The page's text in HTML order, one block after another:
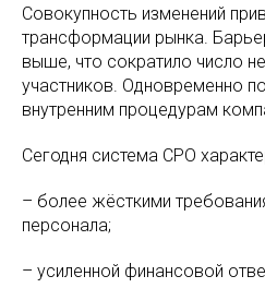
Совокупность изменений
трансформации рынка.
выше, что сократило число
участников. Одновременно
внутренним процедурам
Сегодня система СРО
– более жёсткими
персонала;
– усиленной финансовой